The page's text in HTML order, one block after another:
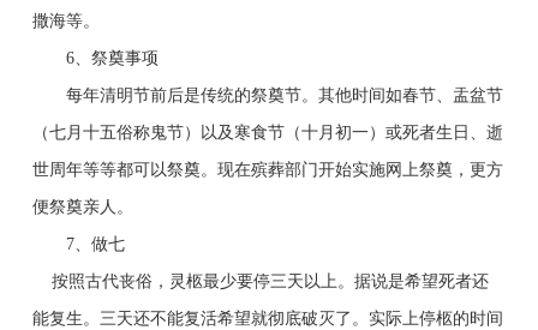
撒海等。
6、祭奠事项
每年清明节前后是传统的祭奠节。其他时间如春节、盂盆节
（七月十五俗称鬼节）以及寒食节（十月初一）或死者生日、逝
世周年等等都可以祭奠。现在殡葬部门开始实施网上祭奠，更方
便祭奠亲人。
7、做七
按照古代丧俗，灵柩最少要停三天以上。据说是希望死者还
能复生。三天还不能复活希望就彻底破灭了。实际上停柩的时间